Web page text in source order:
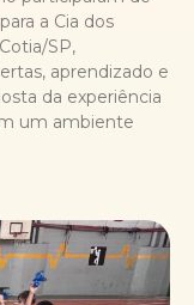
a Cia dos
SP,
aprendizado e
da experiência
um ambiente